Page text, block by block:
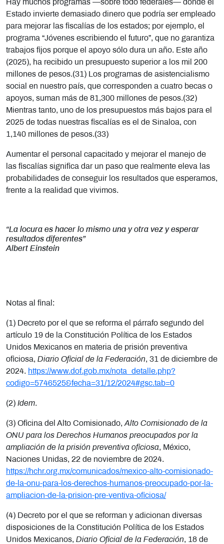
Hay muchos programas —sobre todo federales— donde el
Estado invierte demasiado dinero que podría ser empleado
para mejorar las fiscalías de los estados; por ejemplo, el
programa “Jóvenes escribiendo el futuro”, que no garantiza
trabajos fijos porque el apoyo sólo dura un año. Este año
(2025), ha recibido un presupuesto superior a los mil 200
millones de pesos.(31) Los programas de asistencialismo
social en nuestro país, que corresponden a cuatro becas o
apoyos, suman más de 81,300 millones de pesos.(32)
Mientras tanto, uno de los presupuestos más bajos para el
2025 de todas nuestras fiscalías es el de Sinaloa, con
1,140 millones de pesos.(33)
Aumentar el personal capacitado y mejorar el manejo de
las fiscalías significa dar un paso que realmente eleva las
probabilidades de conseguir los resultados que esperamos,
frente a la realidad que vivimos.
“La locura es hacer lo mismo una y otra vez y esperar
resultados diferentes”
Albert Einstein
Notas al final:
(1) Decreto por el que se reforma el párrafo segundo del
artículo 19 de la Constitución Política de los Estados
Unidos Mexicanos en materia de prisión preventiva
oficiosa, Diario Oficial de la Federación, 31 de diciembre de
2024. https://www.dof.gob.mx/nota_detalle.php?
codigo=5746525&fecha=31/12/2024#gsc.tab=0
(2) Idem.
(3) Oficina del Alto Comisionado, Alto Comisionado de la
ONU para los Derechos Humanos preocupados por la
ampliación de la prisión preventiva oficiosa, México,
Naciones Unidas, 22 de noviembre de 2024.
https://hchr.org.mx/comunicados/mexico-alto-comisionado-
de-la-onu-para-los-derechos-humanos-preocupado-por-la-
ampliacion-de-la-prision-pre-ventiva-oficiosa/
(4) Decreto por el que se reforman y adicionan diversas
disposiciones de la Constitución Política de los Estados
Unidos Mexicanos, Diario Oficial de la Federación, 18 de